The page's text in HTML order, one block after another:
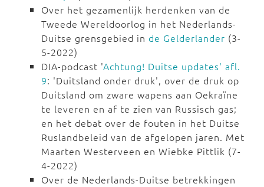
Over het gezamenlijk herdenken van de
Tweede Wereldoorlog in het Nederlands-
Duitse grensgebied in de Gelderlander (3-
5-2022)
DIA-podcast 'Achtung! Duitse updates' afl.
9: 'Duitsland onder druk', over de druk op
Duitsland om zware wapens aan Oekraïne
te leveren en af te zien van Russisch gas;
en het debat over de fouten in het Duitse
Ruslandbeleid van de afgelopen jaren. Met
Maarten Westerveen en Wiebke Pittlik (7-
4-2022)
Over de Nederlands-Duitse betrekkingen